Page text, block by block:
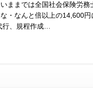
ままでは全国社会保険労
・なんと倍以上の14,600
、規程作成…